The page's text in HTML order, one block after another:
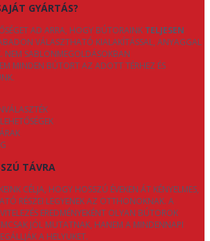
GYÁRTÁS?
AD ARRA, HOGY BÚTORAINK TELJESEN
VÁLASZTHATÓ KIALAKÍTÁSSAL, ANYAGGAL
NEM SABLONMEGOLDÁSOKBAN
MINDEN BÚTORT AZ ADOTT TÉRHEZ ÉS
TÁVRA
CÉLJA, HOGY HOSSZÚ ÉVEKEN ÁT KÉNYELMES,
RÉSZEI LEGYENEK AZ OTTHONOKNAK. A
EREDMÉNYEKÉNT OLYAN BÚTOROK
JÓL MUTATNAK, HANEM A MINDENNAPI
A HELYÜKET.